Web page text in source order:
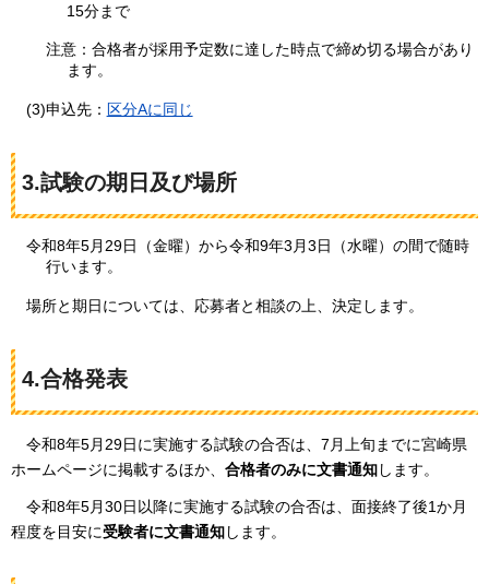
15分まで
注意：合格者が採用予定数に達した時点で締め切る場合があり
ます。
(3)申込先： 区分Aに同じ
3.試験の期日及び場所
令和8年5月29日（金曜）から令和9年3月3日（水曜）の間で随時
行います。
場所と期日については、応募者と相談の上、決定します。
4.合格発表
令和8年5月29日に実施する試験の合否は、7月上旬までに宮崎県
ホームページに掲載するほか、 合格者のみに文書通知します。
令和8年5月30日以降に実施する試験の合否は、面接終了後1か月
程度を目安に受験者に文書通知します。